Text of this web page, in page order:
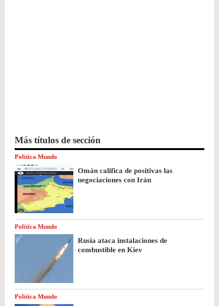
Más títulos de sección
Política Mundo
Omán califica de positivas las
negociaciones con Irán
Política Mundo
Rusia ataca instalaciones de
combustible en Kiev
Política Mundo